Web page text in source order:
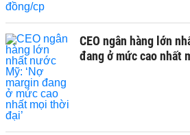
CEO ngân hàng lớn
đang ở mức cao nhất